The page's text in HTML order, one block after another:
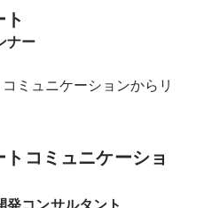
ナー
ミュニケーションからリ
コミュニケーショ